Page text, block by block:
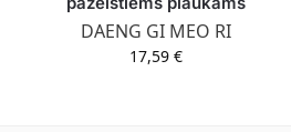
DAENG GI MEO RI
17,59€